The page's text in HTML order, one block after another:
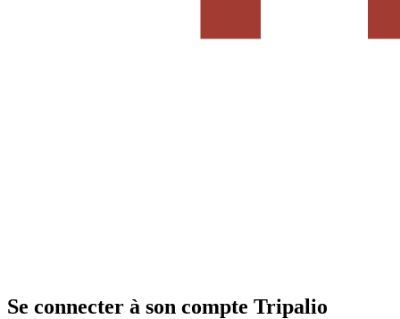
Se connecter à son compte Tripalio